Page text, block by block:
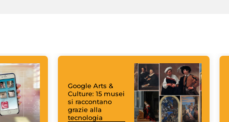
Google Arts &
Culture: 15 musei
si raccontano
grazie alla
tecnologia